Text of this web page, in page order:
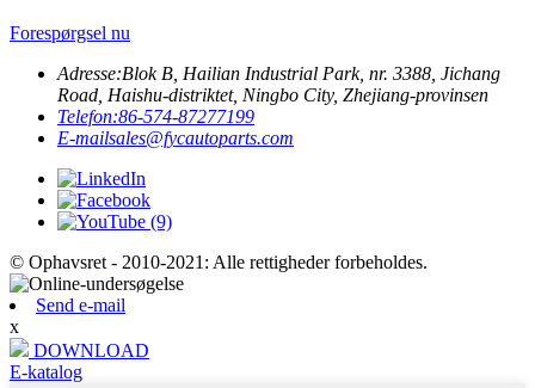
Forespørgsel nu
Adresse:Blok B, Hailian Industrial Park, nr. 3388, Jichang
Road, Haishu-distriktet, Ningbo City, Zhejiang-provinsen
Telefon:86-574-87277199
E-mailsales@fycautoparts.com
© Ophavsret - 2010-2021: Alle rettigheder forbeholdes.
Send e-mail
x
DOWNLOAD
E-katalog